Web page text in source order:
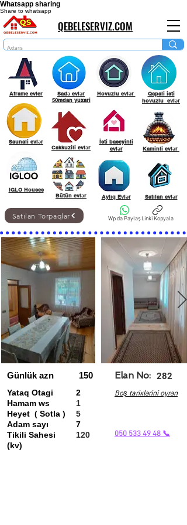
Whatsapp sharing
Share to whatsapp
QEBELESERVIZ.COM
Aframe evler
Saunali evlər
IGLO Houses
Sadə evlər
50mdan yuxari
Cakkuzili evlər
Bütün evlər
Hovuzlu evlər
İsti baseyinli
evlər
Aylıq Evlər
Qapali isti
hovuzlu evlər
Kaminli evlər
Satılan evlər
Wp da PaylaşLinki Kopyala
Satılan Torpaqlar
Günlük azn
Yataq Otagi
Hamam ws
Heyet ( Sotla )
Adam sayı
Tikili Sahesi
(kv)
150
2
Elan No: 282
Boş tarixlərini oyrən
1
5
7
120
050 533 49 48 📞